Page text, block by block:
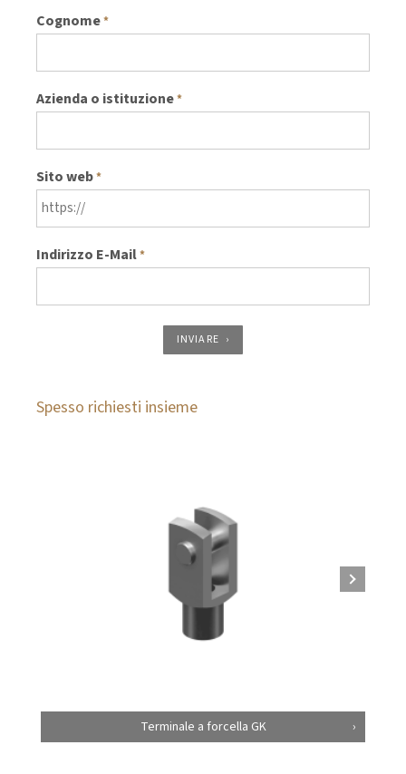
Cognome*
Azienda o istituzione*
Sito web*
Indirizzo E-Mail*
INVIARE
Spesso richiesti insieme
Terminale a forcella GK